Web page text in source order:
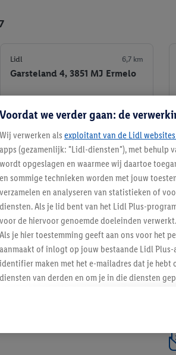
Lidl 6,7 km
Garsteland 4, 3851 MJ Ermelo
Informatie
Favoriete winkel
Voordat we verder gaan: de
Wij verwerken als exploitant van de Lidl
apps (gezamenlijk: "Lidl-diensten"), met behulp
wordt opgeslagen en waarmee wij daartoe
en sommige technieken worden met jouw
verzamelen en analyseren van statistieken of
diensten. Als je lid bent van het Lidl Plus-
voor de hiervoor genoemde doeleinden verwerkt.
Als je hier toestemming geeft aan ons voor het
aanmaakt of inlogt op jouw bestaande Lidl
identifier maken met het e-mailadres dat je
diensten van derden en om je in die diensten
Als je hiervoor toestemming geeft, dan
eerder interesse hebt getoond (bijvoorbeeld
maar het niet te kopen). De retargeting